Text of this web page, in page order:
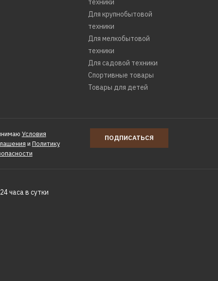
техники
Для крупнобытовой
техники
Для мелкобытовой
техники
Для садовой техники
Спортивные товары
Товары для детей
Условия
и Политику
ПОДПИСАТЬСЯ
часа в сутки